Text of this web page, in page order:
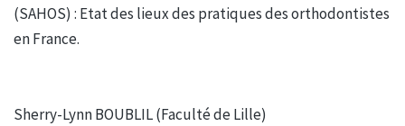
(SAHOS) : Etat des lieux des pratiques des orthodontistes
en France.
Sherry-Lynn BOUBLIL (Faculté de Lille)